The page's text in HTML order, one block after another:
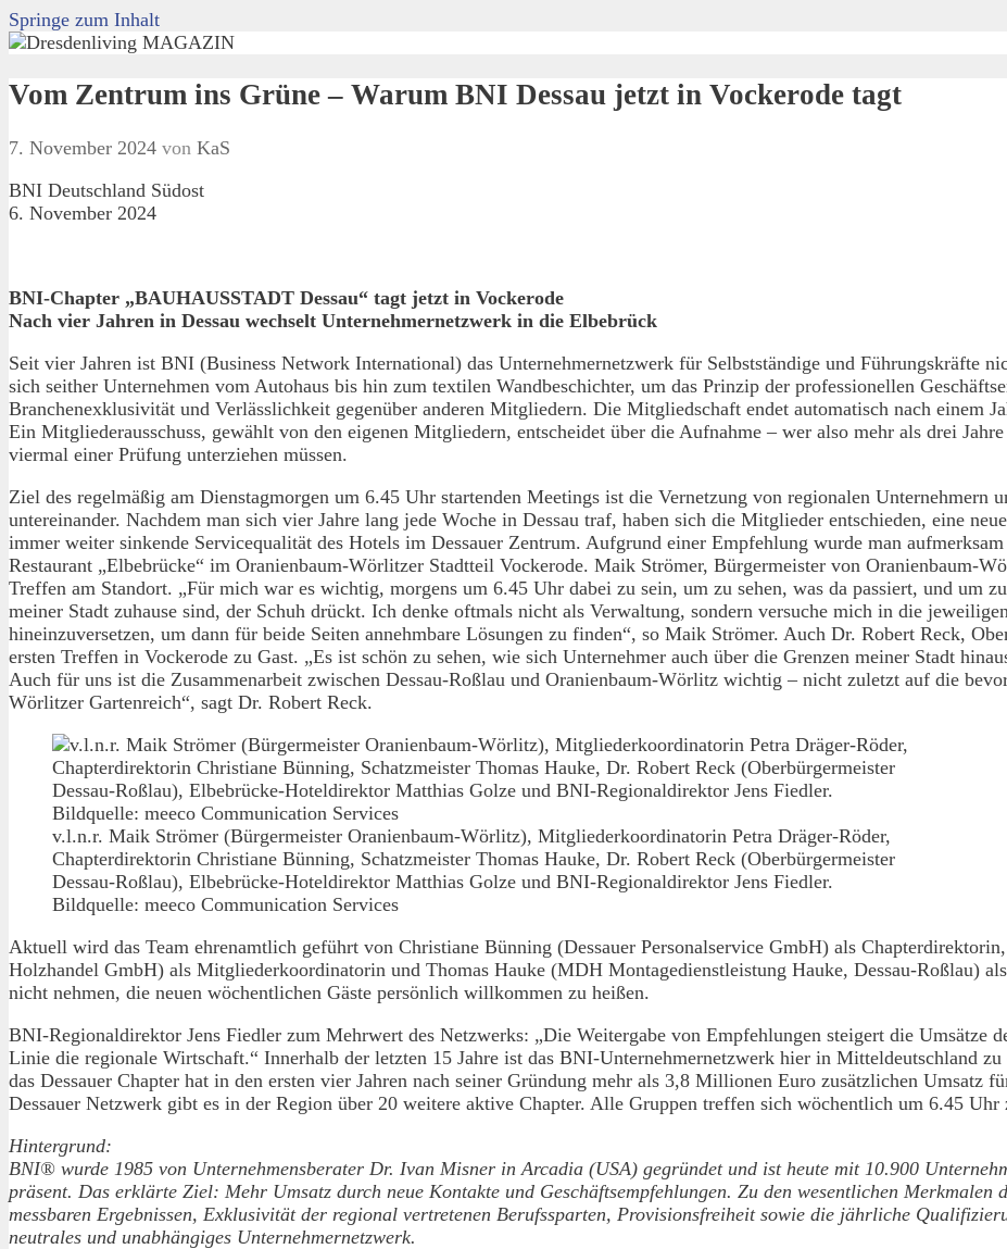
Springe zum Inhalt
Vom Zentrum ins Grüne – Warum BNI Dessau jetzt in Vockerode tagt
7. November 2024 von KaS
BNI Deutschland Südost
6. November 2024
BNI-Chapter „BAUHAUSSTADT Dessau“ tagt jetzt in Vockerode
Nach vier Jahren in Dessau wechselt Unternehmernetzwerk in die Elbebrück
Seit vier Jahren ist BNI (Business Network International) das Unternehmernetzwerk für Selbstständige und Führungskräfte
sich seither Unternehmen vom Autohaus bis hin zum textilen Wandbeschichter, um das Prinzip der professionellen
Branchenexklusivität und Verlässlichkeit gegenüber anderen Mitgliedern. Die Mitgliedschaft endet automatisch nach einem
Ein Mitgliederausschuss, gewählt von den eigenen Mitgliedern, entscheidet über die Aufnahme – wer also mehr als drei
viermal einer Prüfung unterziehen müssen.
Ziel des regelmäßig am Dienstagmorgen um 6.45 Uhr startenden Meetings ist die Vernetzung von regionalen Unternehmern
untereinander. Nachdem man sich vier Jahre lang jede Woche in Dessau traf, haben sich die Mitglieder entschieden, eine
immer weiter sinkende Servicequalität des Hotels im Dessauer Zentrum. Aufgrund einer Empfehlung wurde man
Restaurant „Elbebrücke“ im Oranienbaum-Wörlitzer Stadtteil Vockerode. Maik Strömer, Bürgermeister von Oranienbaum-
Treffen am Standort. „Für mich war es wichtig, morgens um 6.45 Uhr dabei zu sein, um zu sehen, was da passiert, und um
meiner Stadt zuhause sind, der Schuh drückt. Ich denke oftmals nicht als Verwaltung, sondern versuche mich in die
hineinzuversetzen, um dann für beide Seiten annehmbare Lösungen zu finden“, so Maik Strömer. Auch Dr. Robert Reck,
ersten Treffen in Vockerode zu Gast. „Es ist schön zu sehen, wie sich Unternehmer auch über die Grenzen meiner Stadt
Auch für uns ist die Zusammenarbeit zwischen Dessau-Roßlau und Oranienbaum-Wörlitz wichtig – nicht zuletzt auf die
Wörlitzer Gartenreich“, sagt Dr. Robert Reck.
v.l.n.r. Maik Strömer (Bürgermeister Oranienbaum-Wörlitz), Mitgliederkoordinatorin Petra Dräger-Röder,
Chapterdirektorin Christiane Bünning, Schatzmeister Thomas Hauke, Dr. Robert Reck (Oberbürgermeister
Dessau-Roßlau), Elbebrücke-Hoteldirektor Matthias Golze und BNI-Regionaldirektor Jens Fiedler.
Bildquelle: meeco Communication Services
Aktuell wird das Team ehrenamtlich geführt von Christiane Bünning (Dessauer Personalservice GmbH) als
Holzhandel GmbH) als Mitgliederkoordinatorin und Thomas Hauke (MDH Montagedienstleistung Hauke, Dessau-Roßlau)
nicht nehmen, die neuen wöchentlichen Gäste persönlich willkommen zu heißen.
BNI-Regionaldirektor Jens Fiedler zum Mehrwert des Netzwerks: „Die Weitergabe von Empfehlungen steigert die Umsätze
Linie die regionale Wirtschaft.“ Innerhalb der letzten 15 Jahre ist das BNI-Unternehmernetzwerk hier in Mitteldeutschland
das Dessauer Chapter hat in den ersten vier Jahren nach seiner Gründung mehr als 3,8 Millionen Euro zusätzlichen Umsatz
Dessauer Netzwerk gibt es in der Region über 20 weitere aktive Chapter. Alle Gruppen treffen sich wöchentlich um 6.45 Uhr
Hintergrund:
BNI® wurde 1985 von Unternehmensberater Dr. Ivan Misner in Arcadia (USA) gegründet und ist heute mit 10.900
präsent. Das erklärte Ziel: Mehr Umsatz durch neue Kontakte und Geschäftsempfehlungen. Zu den wesentlichen
messbaren Ergebnissen, Exklusivität der regional vertretenen Berufssparten, Provisionsfreiheit sowie die jährliche
neutrales und unabhängiges Unternehmernetzwerk.